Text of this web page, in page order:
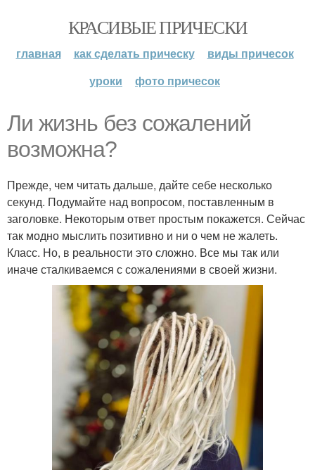
КРАСИВЫЕ ПРИЧЕСКИ
главная как сделать прическу
виды причесок
уроки
фото причесок
Ли жизнь без сожалений
возможна?
Прежде, чем читать дальше, дайте себе несколько
секунд. Подумайте над вопросом, поставленным в
заголовке. Некоторым ответ простым покажется. Сейчас
так модно мыслить позитивно и ни о чем не жалеть.
Класс. Но, в реальности это сложно. Все мы так или
иначе сталкиваемся с сожалениями в своей жизни.